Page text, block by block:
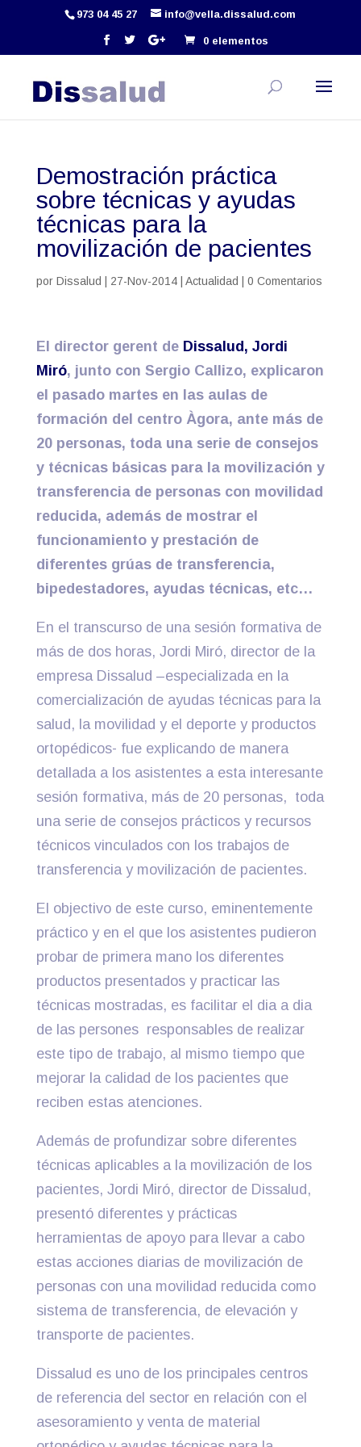
973 04 45 27 info@vella.dissalud.com
0 elementos
Demostración práctica
sobre técnicas y ayudas
técnicas para la
movilización de pacientes
por Dissalud 27-Nov-2014| Actualidad 0 Comentarios
El director gerent de Dissalud, Jordi
Miró, junto con Sergio Callizo, explicaron
el pasado martes en las aulas de
formación del centro Àgora, ante más de
20 personas, toda una serie de consejos
y técnicas básicas para la movilización y
transferencia de personas con movilidad
reducida, además de mostrar el
funcionamiento y prestación de
diferentes grúas de transferencia,
bipedestadores, ayudas técnicas, etc…
En el transcurso de una sesión formativa de
más de dos horas, Jordi Miró, director de la
empresa Dissalud –especializada en la
comercialización de ayudas técnicas para la
salud, la movilidad y el deporte y productos
ortopédicos- fue explicando de manera
detallada a los asistentes a esta interesante
sesión formativa, más de 20 personas, toda
una serie de consejos prácticos y recursos
técnicos vinculados con los trabajos de
transferencia y movilización de pacientes.
El objectivo de este curso, eminentemente
práctico y en el que los asistentes pudieron
probar de primera mano los diferentes
productos presentados y practicar las
técnicas mostradas, es facilitar el dia a dia
de las persones responsables de realizar
este tipo de trabajo, al mismo tiempo que
mejorar la calidad de los pacientes que
reciben estas atenciones.
Además de profundizar sobre diferentes
técnicas aplicables a la movilización de los
pacientes, Jordi Miró, director de Dissalud,
presentó diferentes y prácticas
herramientas de apoyo para llevar a cabo
estas acciones diarias de movilización de
personas con una movilidad reducida como
sistema de transferencia, de elevación y
transporte de pacientes.
Dissalud es uno de los principales centros
de referencia del sector en relación con el
asesoramiento y venta de material